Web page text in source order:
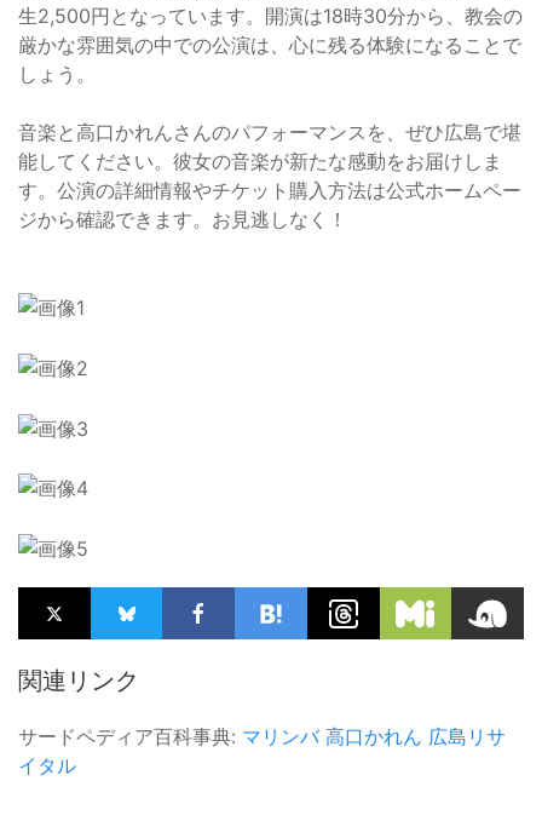
生2,500円となっています。開演は18時30分から、教会の
厳かな雰囲気の中での公演は、心に残る体験になることで
しょう。
音楽と高口かれんさんのパフォーマンスを、ぜひ広島で堪
能してください。彼女の音楽が新たな感動をお届けしま
す。公演の詳細情報やチケット購入方法は公式ホームペー
ジから確認できます。お見逃しなく！
関連リンク
サードペディア百科事典: マリンバ 高口かれん 広島リサ
イタル